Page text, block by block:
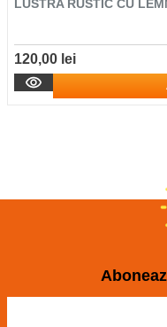
LUSTRA RUSTIC CU
120,00 lei